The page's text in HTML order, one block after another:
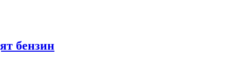
бензин